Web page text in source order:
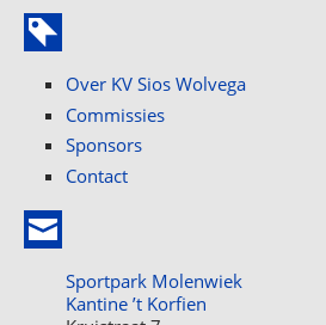
Over KV Sios Wolvega
Commissies
Sponsors
Contact
Sportpark Molenwiek
Kantine ’t Korfien